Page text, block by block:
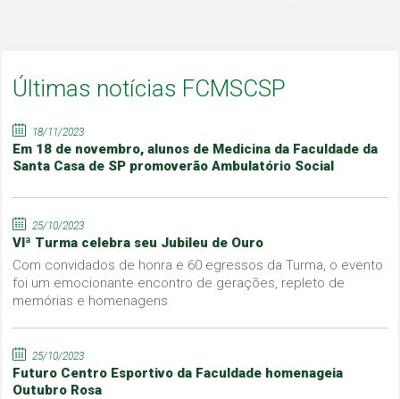
Últimas notícias FCMSCSP
18/11/2023
Em 18 de novembro, alunos de Medicina da Faculdade da
Santa Casa de SP promoverão Ambulatório Social
25/10/2023
VIª Turma celebra seu Jubileu de Ouro
Com convidados de honra e 60 egressos da Turma, o evento
foi um emocionante encontro de gerações, repleto de
memórias e homenagens
25/10/2023
Futuro Centro Esportivo da Faculdade homenageia
Outubro Rosa